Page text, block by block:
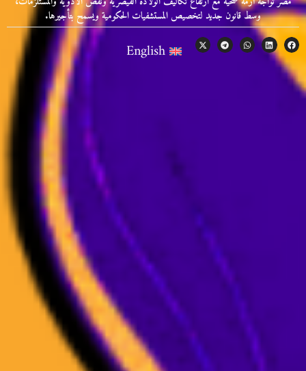
وسط قانون جديد لتخصيص المستشفيات الحكومية ويسمح بتأجيرها.
English